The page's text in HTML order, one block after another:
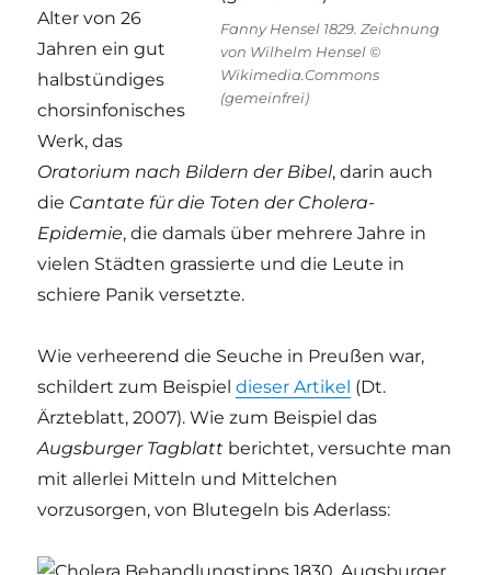
Fanny Hensel 1829. Zeichnung
von Wilhelm Hensel ©
Wikimedia.Commons
(gemeinfrei)
Alter von 26
Jahren ein gut
halbstündiges
chorsinfonisches
Werk, das
Oratorium nach Bildern der Bibel, darin auch
die Cantate für die Toten der Cholera-
Epidemie, die damals über mehrere Jahre in
vielen Städten grassierte und die Leute in
schiere Panik versetzte.
Wie verheerend die Seuche in Preußen war,
schildert zum Beispieldieser Artikel (Dt.
Ärzteblatt, 2007). Wie zum Beispiel das
Augsburger Tagblatt berichtet, versuchte man
mit allerlei Mitteln und Mittelchen
vorzusorgen, von Blutegeln bis Aderlass: